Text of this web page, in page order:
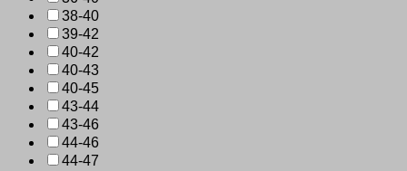
38-40
39-42
40-42
40-43
40-45
43-44
43-46
44-46
44-47